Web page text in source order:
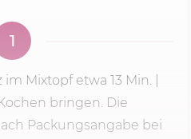
1
im Mixtopf etwa 13 Min.
bringen. Die
Packungsangabe bei